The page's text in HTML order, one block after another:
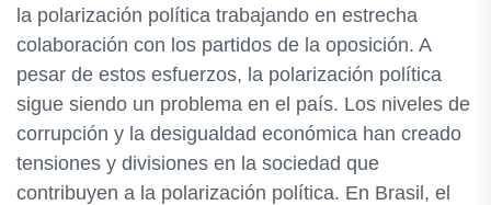
la polarización política trabajando en estrecha
colaboración con los partidos de la oposición. A
pesar de estos esfuerzos, la polarización política
sigue siendo un problema en el país. Los niveles de
corrupción y la desigualdad económica han creado
tensiones y divisiones en la sociedad que
contribuyen a la polarización política. En Brasil, el